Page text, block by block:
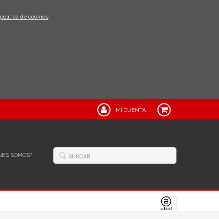
política de cookies.
MI CUENTA
SOMOS?